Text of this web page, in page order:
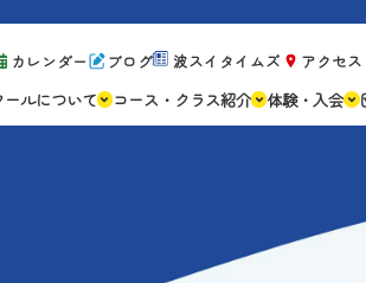
カレンダー ブログ 波スイタイムズ アクセス
ールについて
コース・クラス紹介 体験・入会
キャンペ
よくある質